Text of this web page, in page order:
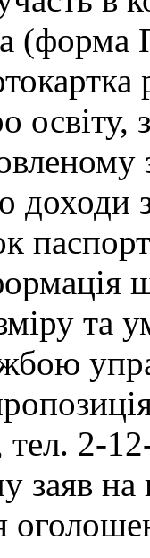
освіту,
доходи
та
2-
заяв на